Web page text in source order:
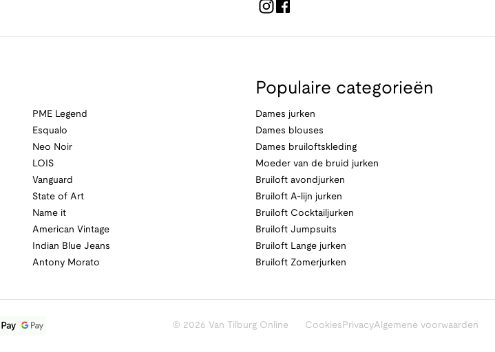
PME Legend
Esqualo
Neo Noir
LOIS
Vanguard
State of Art
Name it
American Vintage
Indian Blue Jeans
Antony Morato
Populaire categorieën
Dames jurken
Dames blouses
Dames bruiloftskleding
Moeder van de bruid jurken
Bruiloft avondjurken
Bruiloft A-lijn jurken
Bruiloft Cocktailjurken
Bruiloft Jumpsuits
Bruiloft Lange jurken
Bruiloft Zomerjurken
© 2026 Van Tilburg Online Cookies PrivacyAlgemene voorwaarden